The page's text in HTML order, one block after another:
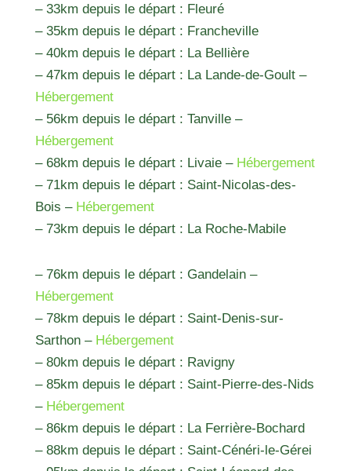
– 33km depuis le départ : Fleuré
– 35km depuis le départ : Francheville
– 40km depuis le départ : La Bellière
– 47km depuis le départ : La Lande-de-Goult –
Hébergement
– 56km depuis le départ : Tanville –
Hébergement
– 68km depuis le départ : Livaie – Hébergement
– 71km depuis le départ : Saint-Nicolas-des-
Bois – Hébergement
– 73km depuis le départ : La Roche-Mabile
– 76km depuis le départ : Gandelain –
Hébergement
– 78km depuis le départ : Saint-Denis-sur-
Sarthon – Hébergement
– 80km depuis le départ : Ravigny
– 85km depuis le départ : Saint-Pierre-des-Nids
– Hébergement
– 86km depuis le départ : La Ferrière-Bochard
– 88km depuis le départ : Saint-Cénéri-le-Gérei